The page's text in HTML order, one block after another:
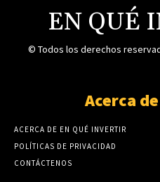
EN QUÉ
© Todos los derechos
Acerca
ACERCA DE EN QUÉ INVERTIR
POLÍTICAS DE PRIVACIDAD
CONTÁCTENOS